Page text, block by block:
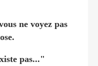
ne voyez pas
pas..."